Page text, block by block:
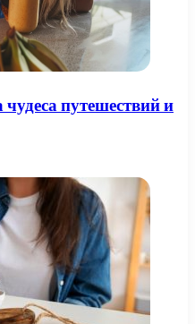
путешествий и